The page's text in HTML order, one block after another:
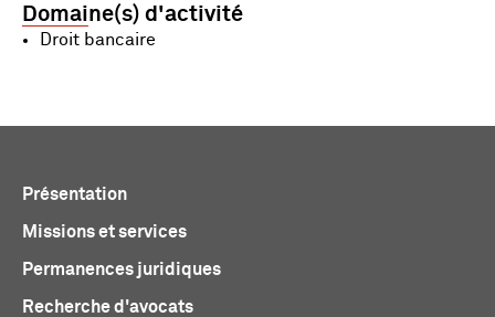
Domaine(s) d'activité
Droit bancaire
Présentation
Missions et services
Permanences juridiques
Recherche d'avocats